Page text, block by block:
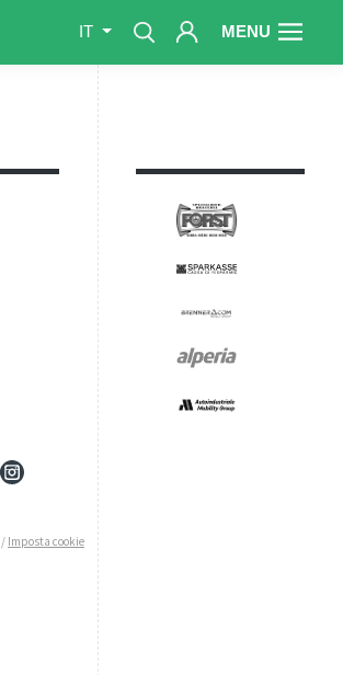
IT MENU
/ Imposta cookie